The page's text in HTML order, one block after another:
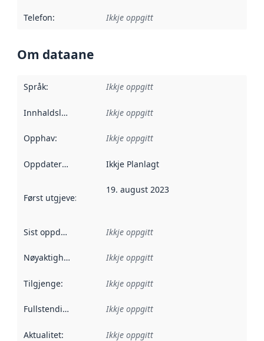
Telefon: Ikkje oppgitt
Om dataane
Språk: Ikkje oppgitt
Innhaldsleverandørar :
Ikkje oppgitt
Opphav: Ikkje oppgitt
Oppdateringsfrekvens :
Ikkje Planlagt
Først utgjeve: Denne datoen seier når dataa i dette
19. august 2023
Sist oppdatert Ikkje oppgitt
Nøyaktigheit Ikkje oppgitt
Tilgjenge: Ikkje oppgitt
Fullstendigheit Ikkje oppgitt
Aktualitet: Ikkje oppgitt